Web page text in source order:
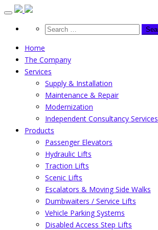
Skip
content
Home
The Company
Services
Supply & Installation
Maintenance & Repair
Modernization
Independent Consultancy Services
Products
Passenger Elevators
Hydraulic Lifts
Traction Lifts
Scenic Lifts
Escalators & Moving Side Walks
Dumbwaiters / Service Lifts
Vehicle Parking Systems
Disabled Access Step Lifts